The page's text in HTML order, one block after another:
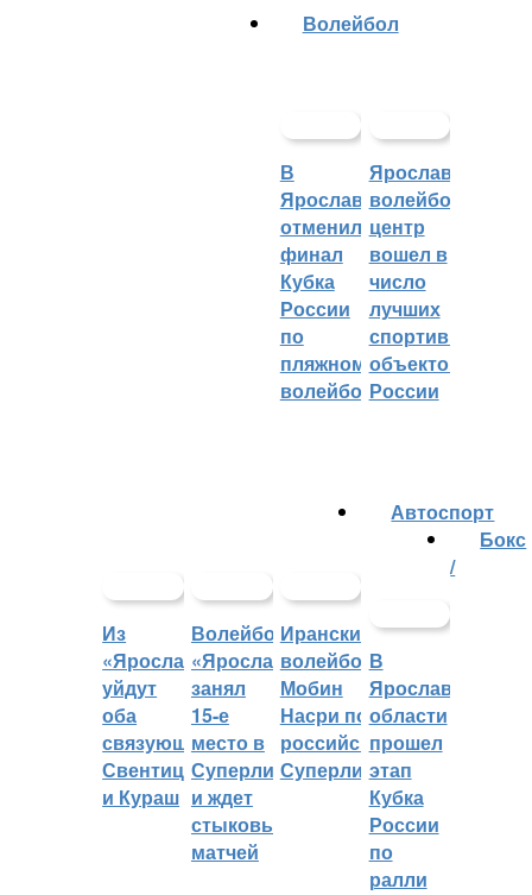
Волейбол
В
Ярославле
отменили
финал
Кубка
России
по
пляжному
волейболу
Ярославский
волейбольный
центр
вошел в
число
лучших
спортивных
объектов
России
Из
«Ярославича»
уйдут
оба
связующих:
Свентицкис
и Кураш
Волейбольный
«Ярославич»
занял
15-е
место в
Суперлиге
и ждет
стыковых
матчей
Иранский
волейболист
Мобин
Насри покинет
российскую
Суперлигу
Автоспорт
В
Ярославской
области
прошел
этап
Кубка
России
по
ралли
Бокс
/